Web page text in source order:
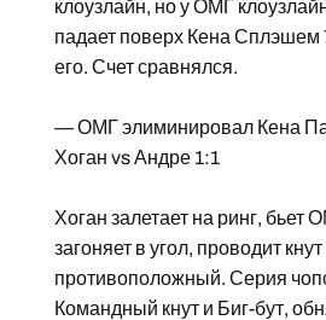
клоузлайн, но у ОМГ
падает поверх Кена Сплэшем
его. Счет сравнялся.
— ОМГ элиминировал Кена
Хоган vs Андре 1:1
Хоган залетает на ринг, бьет
загоняет в угол, проводит
противоположный. Серия
Командный кнут и Биг-бут,